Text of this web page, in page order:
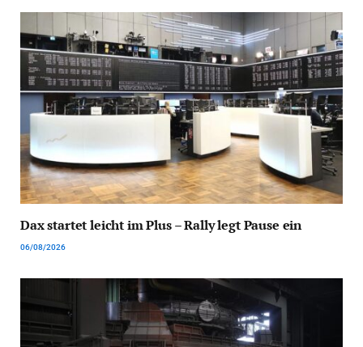
Dax startet leicht im Plus – Rally legt Pause ein
06/08/2026